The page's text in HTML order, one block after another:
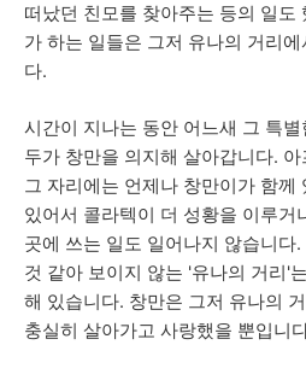
떠났던 친모를 찾아주는 등의 일도
가 하는 일들은 그저 유나의 거리
다.
시간이 지나는 동안 어느새 그 특
두가 창만을 의지해 살아갑니다.
그 자리에는 언제나 창만이가 함께
있어서 콜라텍이 더 성황을 이루거
곳에 쓰는 일도 일어나지 않습니다
것 같아 보이지 않는 '유나의 거리'
해 있습니다. 창만은 그저 유나의
충실히 살아가고 사랑했을 뿐입니